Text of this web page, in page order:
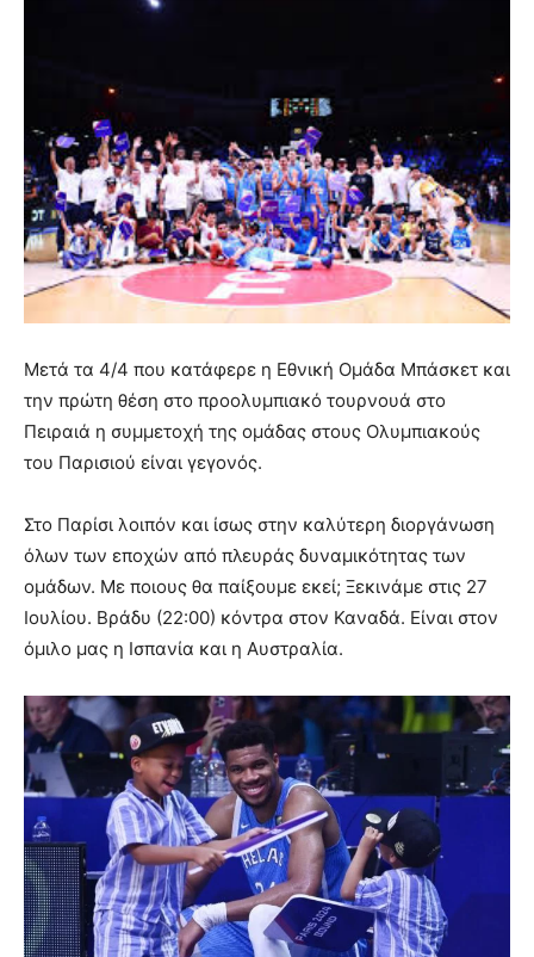
Μετά τα 4/4 που κατάφερε η Εθνική Ομάδα Μπάσκετ και
την πρώτη θέση στο προολυμπιακό τουρνουά στο
Πειραιά η συμμετοχή της ομάδας στους Ολυμπιακούς
του Παρισιού είναι γεγονός.
Στο Παρίσι λοιπόν και ίσως στην καλύτερη διοργάνωση
όλων των εποχών από πλευράς δυναμικότητας των
ομάδων. Με ποιους θα παίξουμε εκεί; Ξεκινάμε στις 27
Ιουλίου. Βράδυ (22:00) κόντρα στον Καναδά. Είναι στον
όμιλο μας η Ισπανία και η Αυστραλία.